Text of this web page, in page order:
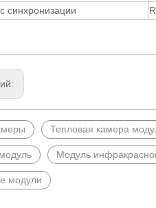
синхронизации
Тепловая камера
Модуль
модули